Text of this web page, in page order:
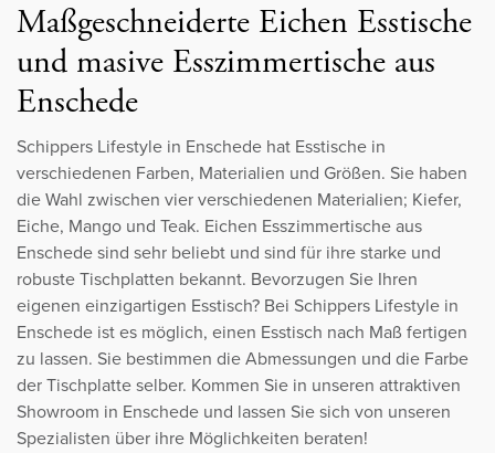
Maßgeschneiderte Eichen Esstische
und masive Esszimmertische aus
Enschede
Schippers Lifestyle in Enschede hat Esstische in
verschiedenen Farben, Materialien und Größen. Sie haben
die Wahl zwischen vier verschiedenen Materialien; Kiefer,
Eiche, Mango und Teak. Eichen Esszimmertische aus
Enschede sind sehr beliebt und sind für ihre starke und
robuste Tischplatten bekannt. Bevorzugen Sie Ihren
eigenen einzigartigen Esstisch? Bei Schippers Lifestyle in
Enschede ist es möglich, einen Esstisch nach Maß fertigen
zu lassen. Sie bestimmen die Abmessungen und die Farbe
der Tischplatte selber. Kommen Sie in unseren attraktiven
Showroom in Enschede und lassen Sie sich von unseren
Spezialisten über ihre Möglichkeiten beraten!